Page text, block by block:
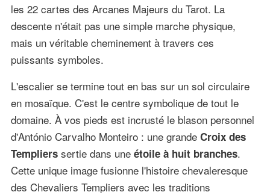
les 22 cartes des Arcanes Majeurs du Tarot. La
descente n'était pas une simple marche physique,
mais un véritable cheminement à travers ces
puissants symboles.
L'escalier se termine tout en bas sur un sol circulaire
en mosaïque. C'est le centre symbolique de tout le
domaine. À vos pieds est incrusté le blason personnel
d'António Carvalho Monteiro : une grande Croix des
Templierssertie dans une étoile à huit branches.
Cette unique image fusionne l'histoire chevaleresque
des Chevaliers Templiers avec les traditions